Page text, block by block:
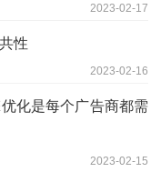
2023-02-17
性
2023-02-16
化是每个广告商都需
2023-02-15